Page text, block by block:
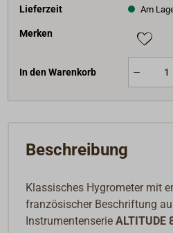
Lieferzeit Am
Merken
In den Warenkorb
Beschreibung
Klassisches Hygrometer mit
französischer Beschriftung
InstrumentenserieALTITUDE